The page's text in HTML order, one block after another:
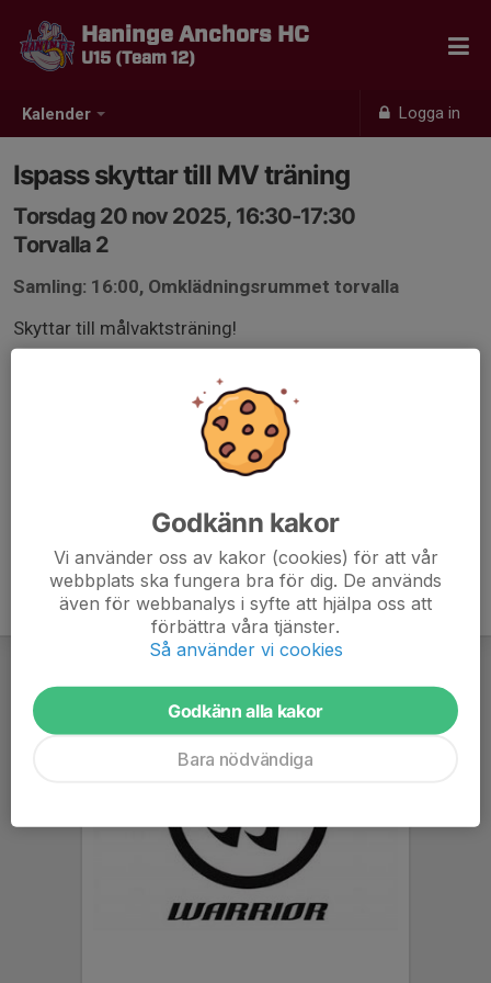
Kalender Logga in
Haninge Anchors HC
U15 (Team 12)
Ispass skyttar till MV träning
Torsdag 20 nov 2025, 16:30-17:30
Torvalla 2
Samling: 16:00, Omklädningsrummet torvalla
Skyttar till målvaktsträning!
Godkänn kakor
Vi använder oss av kakor (cookies) för att vår
webbplats ska fungera bra för dig. De används
även för webbanalys i syfte att hjälpa oss att
förbättra våra tjänster.
Så använder vi cookies
Godkänn alla kakor
Bara nödvändiga